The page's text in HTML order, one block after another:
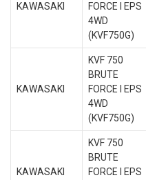
KAWASAKI
FORCE I EPS
4WD
(KVF750G)
KAWASAKI
KVF 750
BRUTE
FORCE I EPS
4WD
(KVF750G)
KAWASAKI
KVF 750
BRUTE
FORCE I EPS